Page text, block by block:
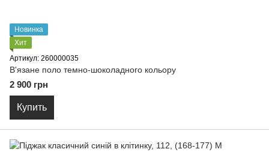
Новинка
Хит
Артикул: 260000035
В'язане поло темно-шоколадного кольору
2 900 грн
Купить